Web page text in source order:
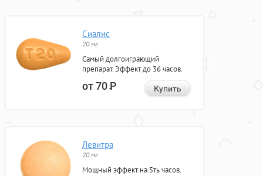
Сиалис
20 мг
Самый долгоиграющий
препарат. Эффект до 36 часов.
от 70Р Купить
Левитра
20 мг
Мощный эффект на 5ть часов.